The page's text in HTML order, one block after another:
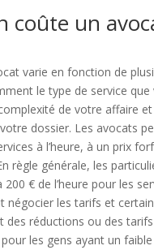
coûte un
varie en fonction de
le type de service que
de votre affaire
dossier. Les avocats
à l’heure, à un prix
règle générale, les
€ de l’heure pour les
négocier les tarifs et
des réductions ou des tarifs
les gens ayant un faible